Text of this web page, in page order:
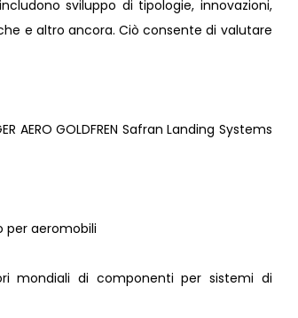
sviluppo di tipologie, innovazioni,
e altro ancora. Ciò consente di valutare
AERO GOLDFREN Safran Landing Systems
per aeromobili
mondiali di componenti per sistemi di